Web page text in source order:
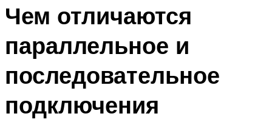
Чем отличаются
параллельное и
последовательное
подключения